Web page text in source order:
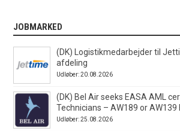
JOBMARKED
(DK) Logistikmedarbejder til
afdeling
Udløber: 20.08.2026
(DK) Bel Air seeks EASA AML
Technicians – AW189 or AW139
Udløber: 25.08.2026